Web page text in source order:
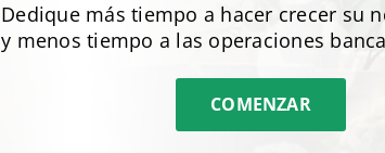
Dedique más tiempo a hacer crecer su
y menos tiempo a las operaciones
COMENZAR